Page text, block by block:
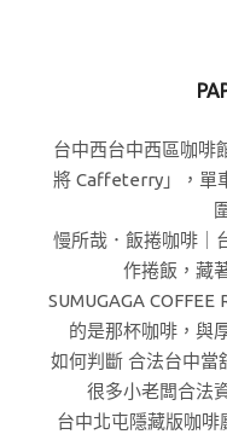
台中西台中西區咖啡
將 Caffeterry」，單
慢所哉．飯捲咖啡｜
作捲飯，藏
SUMUGAGA
的是那杯咖啡，與
如何判斷 合法台中當
很多小老闆合法
台中北屯隱藏版咖